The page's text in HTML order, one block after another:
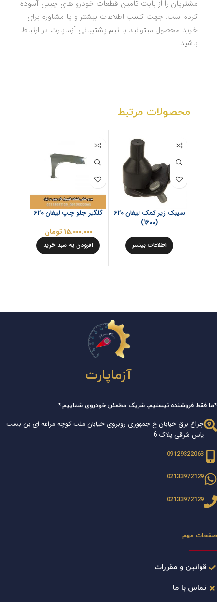
مشتریان را از بابت تامین قطعات خودرو های چینی آسوده
کرده است. جهت کسب اطلاعات بیشتر و یا مشاوره برای
خرید محصول میتوانید با تیم پشتیبانی آزماپارت در ارتباط
باشید.
محصولات مرتبط
سیبک زیر کمک لیفان 620
(1600)
اطلاعات بیشتر
گلگیر جلو چپ لیفان 620
15.000.000 تومان
افزودن به سبد خرید
آزماپارت
*ما فقط فروشنده نیستیم، شریک مطمئن خودروی شماییم.*
چراغ برق خیابان خ جمهوری روبروی خیابان ملت کوچه مراغه ای بن بست
یاس شرقی پلاک 6
09129322063
02133972129
02133972129
صفحات مهم
قوانین و مقررات
تماس با ما